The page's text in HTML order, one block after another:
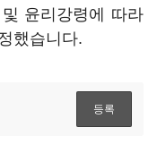
윤리강령에 따라
했습니다.